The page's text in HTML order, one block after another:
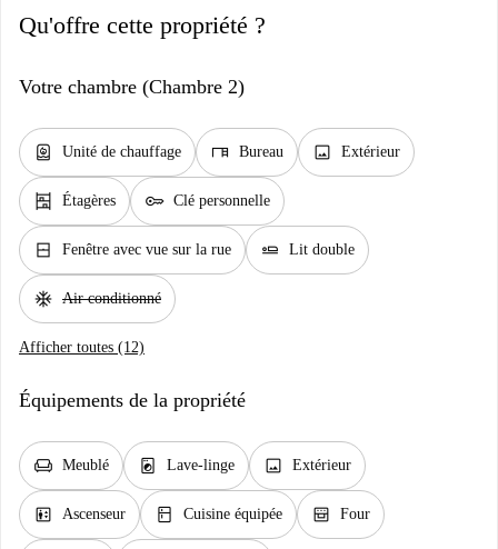
Qu'offre cette propriété ?
Votre chambre (Chambre 2)
water_heater Unité de chauffage desk Bureau image Extérieur
shelves Étagères key Clé personnelle
window_closed Fenêtre avec vue sur la rue airline_seat_flat Lit double
ac_unit Air conditionné
Afficher toutes (12)
Équipements de la propriété
chair Meublé local_laundry_service Lave-linge image Extérieur
elevator Ascenseur kitchen Cuisine équipée oven_gen Four